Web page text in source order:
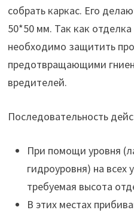
собрать каркас. Его
50*50 мм. Так как
необходимо защитить
предотвращающими
вредителей.
Последовательность
При помощи уровня
гидроуровня) на всех
требуемая высота
В этих местах